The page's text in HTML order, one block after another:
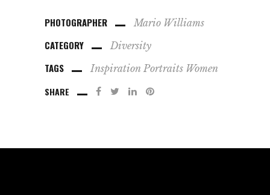
PHOTOGRAPHER Mario Williams
CATEGORY Diversity
TAGS Inspiration Portraits Women
SHARE